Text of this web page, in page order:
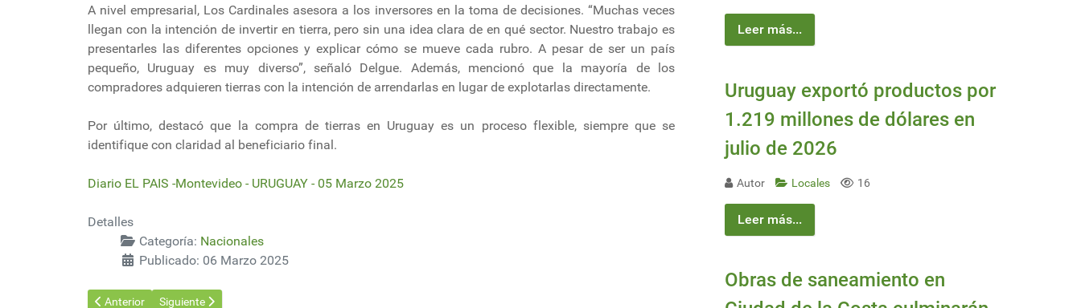
A nivel empresarial, Los Cardinales asesora a los inversores en la toma de decisiones. “Muchas veces
llegan con la intención de invertir en tierra, pero sin una idea clara de en qué sector. Nuestro trabajo es
presentarles las diferentes opciones y explicar cómo se mueve cada rubro. A pesar de ser un país
pequeño, Uruguay es muy diverso”, señaló Delgue. Además, mencionó que la mayoría de los
compradores adquieren tierras con la intención de arrendarlas en lugar de explotarlas directamente.
Por último, destacó que la compra de tierras en Uruguay es un proceso flexible, siempre que se
identifique con claridad al beneficiario final.
Diario EL PAIS -Montevideo - URUGUAY - 05 Marzo 2025
Detalles
Categoría: Nacionales
Publicado: 06 Marzo 2025
Artículo anterior: Colonia. Ovinos mueren por intoxicación debido a Pascalia glauca.
Anterior Artículo siguiente: El riego es un componente fundamental en la agricultura moderna
Siguiente
Leer más...
Uruguay exportó productos por
1.219 millones de dólares en
julio de 2026
Autor Locales 16
Leer más...
Obras de saneamiento en